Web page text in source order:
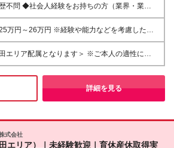
不問 ◆社会人経験をお持ちの方（業界・業
経験も大歓迎です） ◆ホスピタリティが求め
職種での接客経験をお持ちの方 ┗例：アルバ
万円～26万円 ※経験や能力などを考慮した上
いたします ※試用期間6ヶ月あり（試用期間満
り昇給と賞与の対象となり、その他の条件に差
・昇給年1回 ※試用期間満了後（査定によ
エリア配属となります＞ ※ご本人の適性に鑑み
務地が羽田以外のホテルもしくは本社となる場
一覧 ■東京エリア：⽻⽥、有明、
六本⽊、⽥町、浜松町、⼋丁堀、茅場町、⽇本
海 ■近畿エリア：⼤阪梅⽥、京都（四条⼤
◎配属については、各ホテルもしくは本社のい
詳細を見る
式会社
エリア）｜未経験歓迎｜育休産休取得実